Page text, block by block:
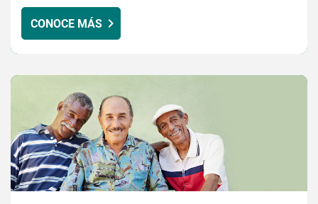
CONOCE MÁS